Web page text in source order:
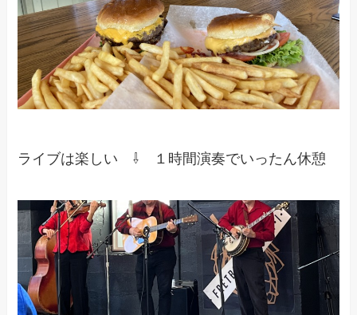
ライブは楽しい ⇩ １時間演奏でいったん休憩